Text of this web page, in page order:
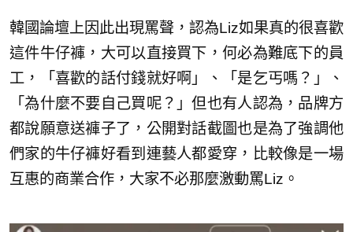
韓國論壇上因此出現罵聲，認為Liz如果真的很喜歡
這件牛仔褲，大可以直接買下，何必為難底下的員
工，「喜歡的話付錢就好啊」、「是乞丐嗎？」、
「為什麼不要自己買呢？」但也有人認為，品牌方
都說願意送褲子了，公開對話截圖也是為了強調他
們家的牛仔褲好看到連藝人都愛穿，比較像是一場
互惠的商業合作，大家不必那麼激動罵Liz。